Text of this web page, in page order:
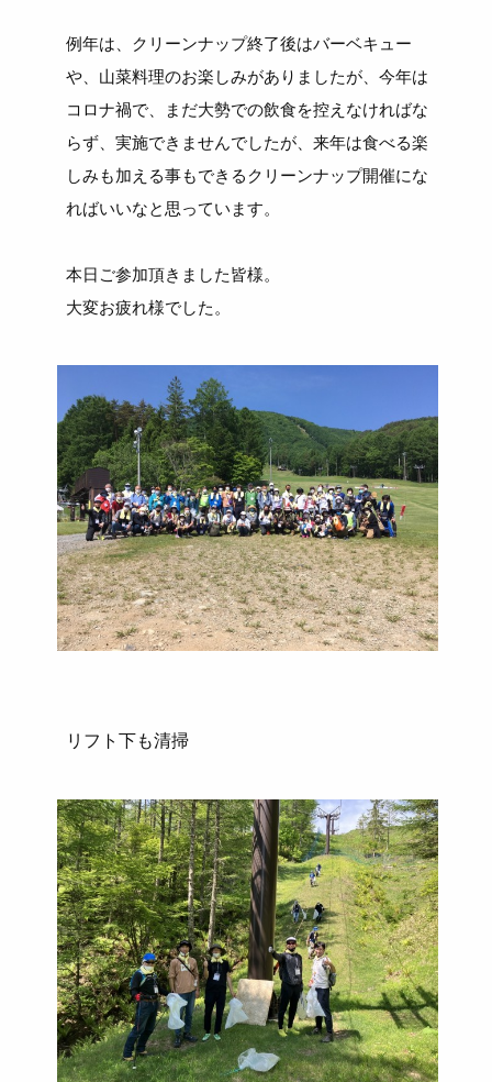
例年は、クリーンナップ終了後はバーベキュー
や、山菜料理のお楽しみがありましたが、今年は
コロナ禍で、まだ大勢での飲食を控えなければな
らず、実施できませんでしたが、来年は食べる楽
しみも加える事もできるクリーンナップ開催にな
ればいいなと思っています。
本日ご参加頂きました皆様。
大変お疲れ様でした。
リフト下も清掃